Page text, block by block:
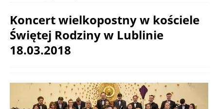
Koncert wielkopostny w kościele
Świętej Rodziny w Lublinie
18.03.2018